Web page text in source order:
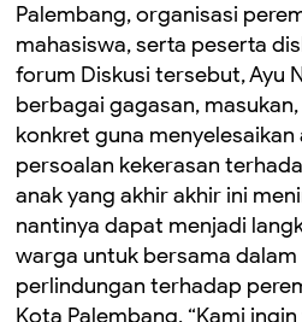
Palembang, organisasi
mahasiswa, serta peserta
forum Diskusi tersebut, Ayu
berbagai gagasan,
konkret guna
persoalan kekerasan
anak yang akhir akhir ini
nantinya dapat menjadi
warga untuk bersama
perlindungan terhadap
Kota Palembang. “Kami